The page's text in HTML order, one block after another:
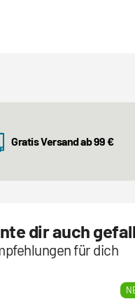
Gratis Versand ab 99 €
dir auch
für dich